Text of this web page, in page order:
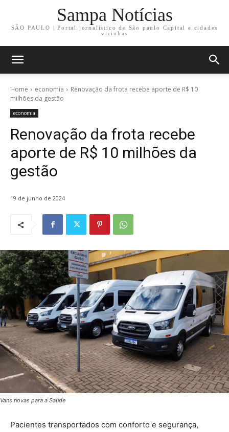
Sampa Notícias
SÃO PAULO | Portal jornalístico de São paulo Capital e cidades
vizinhas
Home economia
Renovação da frota recebe aporte de R$ 10
milhões da gestão
economia
Renovação da frota recebe
aporte de R$ 10 milhões da
gestão
19 de junho de 2024
Vans novas para a Saúde
Pacientes transportados com conforto e segurança,